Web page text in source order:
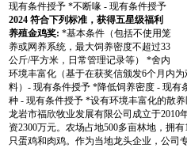
现有条件授予 *不断喙 - 现有条件授予
2024 符合下列标准，获得五星级福利
养殖金鸡奖: *基本条件（包括不使用笼
养或网养系统，最大饲养密度不超过33
公斤/平方米，日常管理记录等） *舍内
环境丰富化（基于在获奖信颁发6个月内
料）- 现有条件授予 *降低饲养密度 - 现
种 - 现有条件授予 *设有环境丰富化的散
龙岩市福欣牧业发展有限公司成立于2010
资2300万元。农场占地500多亩林地，拥
只蛋鸡和肉鸡。作为当地龙头企业，公司